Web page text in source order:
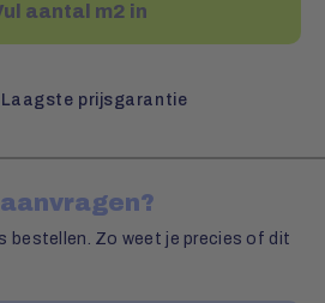
aantal m2 in
Laagste prijsgarantie
bestellen. Zo weet je precies of dit